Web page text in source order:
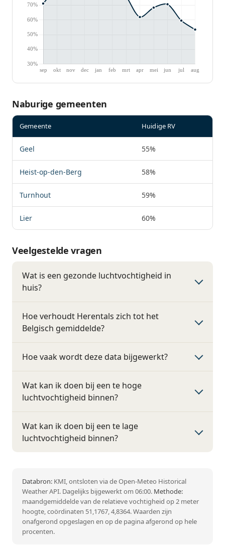
Naburige gemeenten
Gemeente Huidige RV
Geel 55%
Heist-op-den-Berg 58%
Turnhout 59%
Lier 60%
Veelgestelde vragen
Wat is een gezonde luchtvochtigheid in
huis?
Hoe verhoudt Herentals zich tot het
Belgisch gemiddelde?
Hoe vaak wordt deze data bijgewerkt?
Wat kan ik doen bij een te hoge
luchtvochtigheid binnen?
Wat kan ik doen bij een te lage
luchtvochtigheid binnen?
Databron: KMI, ontsloten via de Open-Meteo Historical
Weather API. Dagelijks bijgewerkt om 06:00. Methode:
maandgemiddelde van de relatieve vochtigheid op 2 meter
hoogte, coördinaten 51,1767, 4,8364. Waarden zijn
onafgerond opgeslagen en op de pagina afgerond op hele
procenten.